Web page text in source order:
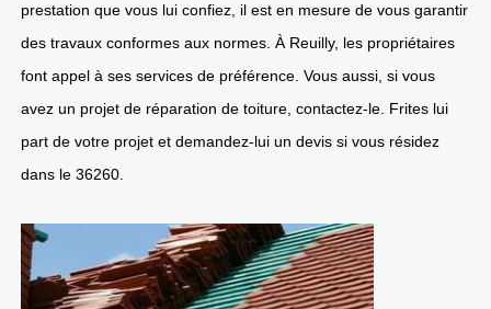
prestation que vous lui confiez, il est en mesure de vous garantir
des travaux conformes aux normes. À Reuilly, les propriétaires
font appel à ses services de préférence. Vous aussi, si vous
avez un projet de réparation de toiture, contactez-le. Frites lui
part de votre projet et demandez-lui un devis si vous résidez
dans le 36260.